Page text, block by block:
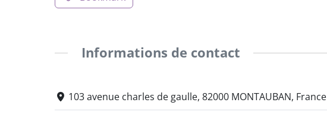
Informations de contact
103 avenue charles de gaulle, 82000 MONTAUBAN, France